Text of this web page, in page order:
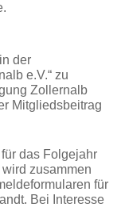
der
e.V.“ zu
Zollernalb
Mitgliedsbeitrag
das Folgejahr
zusammen
für
Bei Interesse